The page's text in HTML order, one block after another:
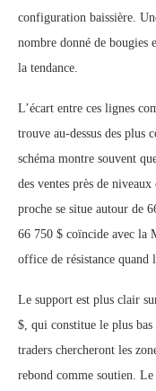
configuration baissière.
nombre donné de
la tendance.
L’écart entre ces lignes
trouve au-dessus des plus
schéma montre souvent
des ventes près de
proche se situe autour de
66 750 $ coïncide avec
office de résistance quand
Le support est plus clair
$, qui constitue le plus
traders chercheront les
rebond comme soutien.